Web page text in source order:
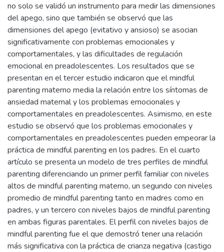
no solo se validó un instrumento para medir las dimensiones
del apego, sino que también se observó que las
dimensiones del apego (evitativo y ansioso) se asocian
significativamente con problemas emocionales y
comportamentales, y las dificultades de regulación
emocional en preadolescentes. Los resultados que se
presentan en el tercer estudio indicaron que el mindful
parenting materno media la relación entre los síntomas de
ansiedad maternal y los problemas emocionales y
comportamentales en preadolescentes. Asimismo, en este
estudio se observó que los problemas emocionales y
comportamentales en preadolescentes pueden empeorar la
práctica de mindful parenting en los padres. En el cuarto
artículo se presenta un modelo de tres perfiles de mindful
parenting diferenciando un primer perfil familiar con niveles
altos de mindful parenting materno, un segundo con niveles
promedio de mindful parenting tanto en madres como en
padres, y un tercero con niveles bajos de mindful parenting
en ambas figuras parentales. El perfil con niveles bajos de
mindful parenting fue el que demostró tener una relación
más significativa con la práctica de crianza negativa (castigo